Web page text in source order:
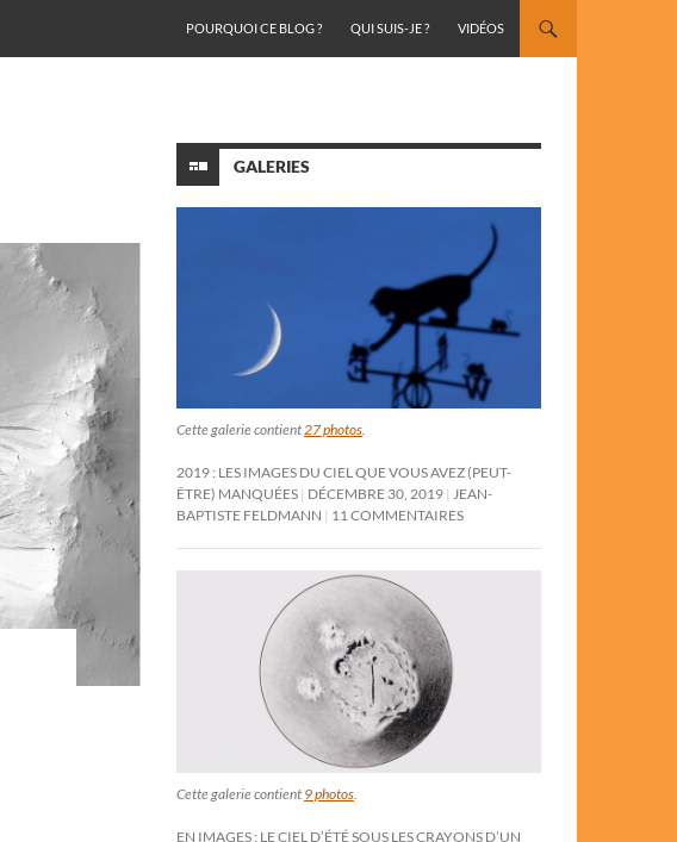
POURQUOI CE BLOG ?
QUI SUIS-JE ? VIDÉOS
GALERIES
Cette galerie contient27 photos.
2019 : LES IMAGES DU CIEL QUE VOUS AVEZ (PEUT-
ÊTRE) MANQUÉES DÉCEMBRE 30, 2019 JEAN-
BAPTISTE FELDMANN
11 COMMENTAIRES
Cette galerie contient 9 photos
EN IMAGES : LE CIEL D’ÉTÉ SOUS LES CRAYONS D’UN